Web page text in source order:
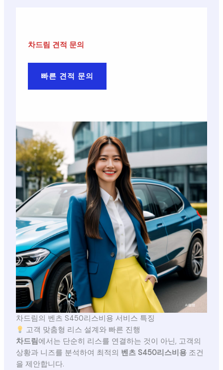
차드림 견적 문의
빠른 견적 문의
차드림의 벤츠 S450리스비용 서비스 특징
고객 맞춤형 리스 설계와 빠른 진행
차드림 에서는 단순히 리스를 연결하는 것이 아닌, 고객의
상황과 니즈를 분석하여 최적의 벤츠 S450리스비용조건
을 제안합니다.